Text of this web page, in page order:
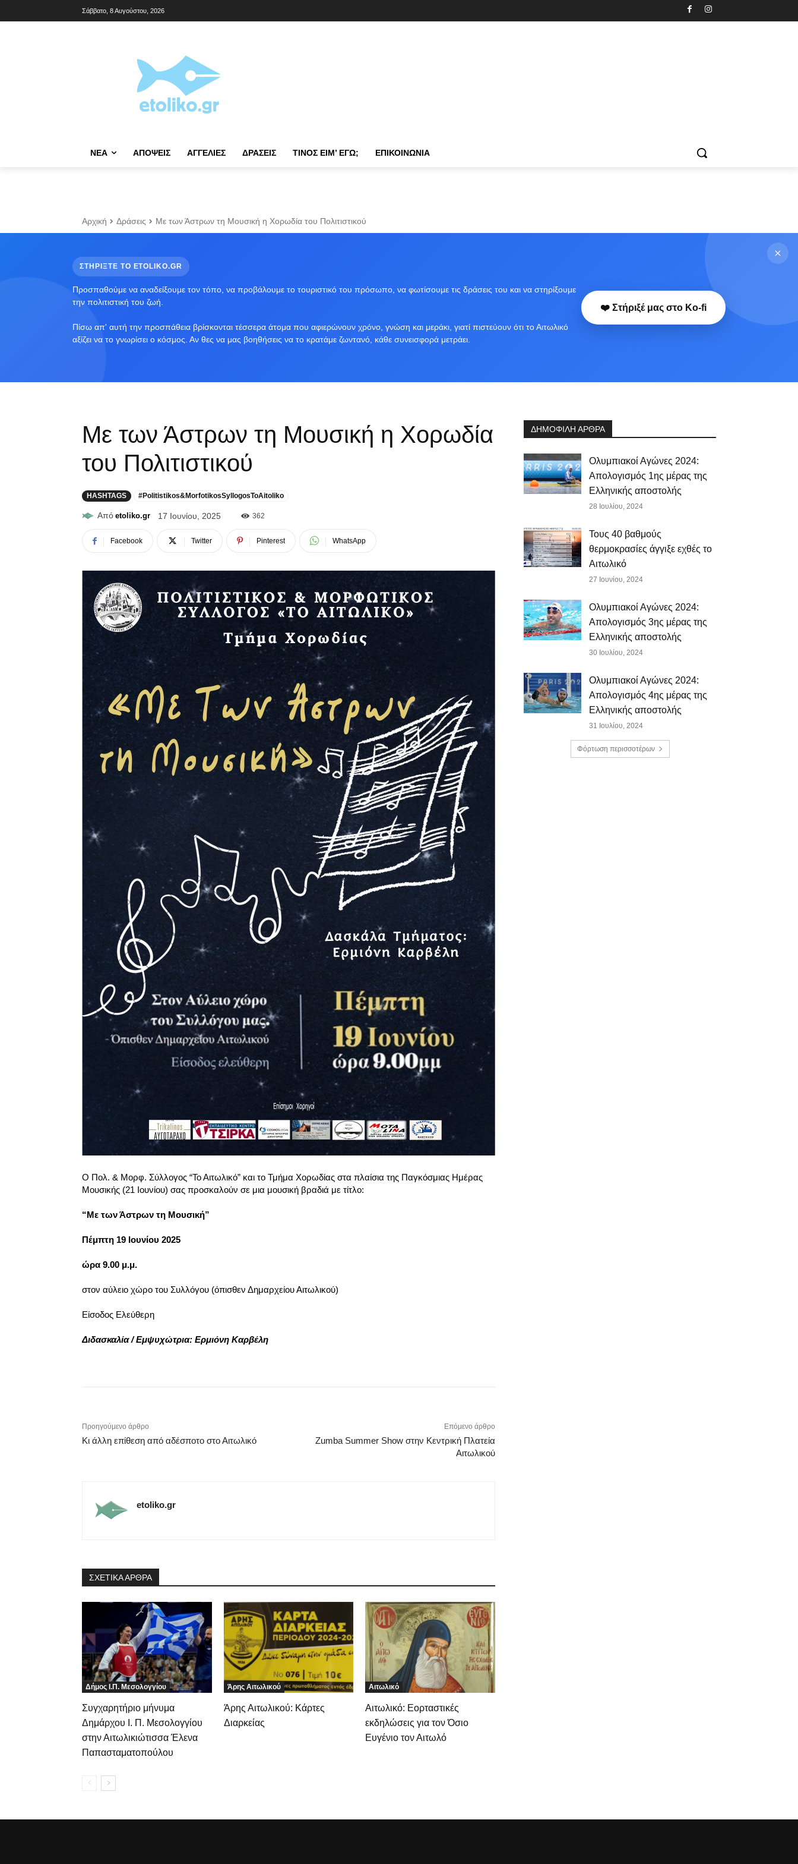
Σάββατο, 8 Αυγούστου, 2026
NΈΑ ΑΠΌΨΕΙΣ ΑΓΓΕΛΊΕΣ ΔΡΆΣΕΙΣ ΤΊΝΟΣ ΕΊΜ’ ΕΓΏ; ΕΠΙΚΟΙΝΩΝΊΑ
Αρχική Δράσεις Με των Άστρων τη Μουσική η Χορωδία του Πολιτιστικού
ΣΤΗΡΙΞΤΕ ΤΟ ETOLIKO.GR
Προσπαθούμε να αναδείξουμε τον τόπο, να προβάλουμε το τουριστικό του πρόσωπο, να φωτίσουμε τις δράσεις του και να στηρίξουμε
την πολιτιστική του ζωή.
Πίσω απ' αυτή την προσπάθεια βρίσκονται τέσσερα άτομα που αφιερώνουν χρόνο, γνώση και μεράκι, γιατί πιστεύουν ότι το Αιτωλικό
αξίζει να το γνωρίσει ο κόσμος. Αν θες να μας βοηθήσεις να το κρατάμε ζωντανό, κάθε συνεισφορά μετράει.
❤️ Στήριξέ μας στο Ko-fi
Με των Άστρων τη Μουσική η Χορωδία
του Πολιτιστικού
HASHTAGS #Politistikos&MorfotikosSyllogosToAitoliko
Από etoliko.gr 17 Ιουνίου, 2025 362
Facebook Twitter Pinterest WhatsApp
Ο Πολ. & Μορφ. Σύλλογος “Το Αιτωλικό” και το Τμήμα Χορωδίας στα πλαίσια της Παγκόσμιας Ημέρας
Μουσικής (21 Ιουνίου) σας προσκαλούν σε μια μουσική βραδιά με τίτλο:
“Με των Άστρων τη Μουσική”
Πέμπτη 19 Ιουνίου 2025
ώρα 9.00 μ.μ.
στον αύλειο χώρο του Συλλόγου (όπισθεν Δημαρχείου Αιτωλικού)
Είσοδος Ελεύθερη
Διδασκαλία / Εμψυχώτρια: Ερμιόνη Καρβέλη
Προηγούμενο άρθρο
Κι άλλη επίθεση από αδέσποτο στο Αιτωλικό
Επόμενο άρθρο
Zumba Summer Show στην Κεντρική Πλατεία
Αιτωλικού
etoliko.gr
ΣΧΕΤΙΚΑ ΑΡΘΡΑ
Δήμος Ι.Π. Μεσολογγίου
Συγχαρητήριο μήνυμα
Δημάρχου Ι. Π. Μεσολογγίου
στην Αιτωλικιώτισσα Έλενα
Παπασταματοπούλου
Άρης Αιτωλικού
Άρης Αιτωλικού: Κάρτες
Διαρκείας
Αιτωλικό
Αιτωλικό: Εορταστικές
εκδηλώσεις για τον Όσιο
Ευγένιο τον Αιτωλό
ΔΗΜΟΦΙΛΗ ΑΡΘΡΑ
Ολυμπιακοί Αγώνες 2024:
Απολογισμός 1ης μέρας της
Ελληνικής αποστολής
28 Ιουλίου, 2024
Τους 40 βαθμούς
θερμοκρασίες άγγιξε εχθές το
Αιτωλικό
27 Ιουνίου, 2024
Ολυμπιακοί Αγώνες 2024:
Απολογισμός 3ης μέρας της
Ελληνικής αποστολής
30 Ιουλίου, 2024
Ολυμπιακοί Αγώνες 2024:
Απολογισμός 4ης μέρας της
Ελληνικής αποστολής
31 Ιουλίου, 2024
Φόρτωση περισσοτέρων